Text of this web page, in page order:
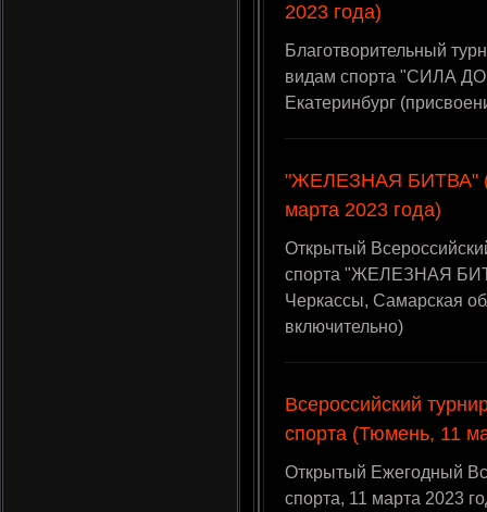
2023 года)
Благотворительный
видам спорта "СИЛА
Екатеринбург
"ЖЕЛЕЗНАЯ БИТВА"
марта 2023 года)
Открытый
спорта "ЖЕЛЕЗНАЯ
Черкассы, Самарская
включительно)
Всероссийский
спорта (Тюмень, 11
Открытый Ежегодный
спорта, 11 марта 2023